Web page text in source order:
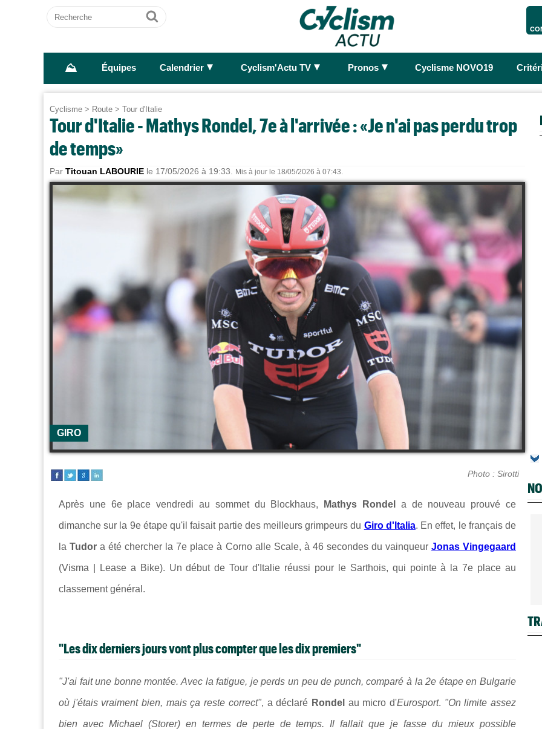
Recherche
Ok
⛰ Équipes Calendrier ► Cyclism'Actu TV ► Pronos ► Cyclisme NOVO19
Cyclisme > Route > Tour d'Italie
Tour d'Italie - Mathys Rondel, 7e à l'arrivée : «Je n'ai pas perdu trop
de temps»
Par Titouan LABOURIE le 17/05/2026 à 19:33. Mis à jour le 18/05/2026 à 07:43.
GIRO
Photo : Sirotti
Après une 6e place vendredi au sommet du Blockhaus, Mathys Rondel a de nouveau prouvé ce
dimanche sur la 9e étape qu'il faisait partie des meilleurs grimpeurs du Giro d'Italia. En effet, le français de
laTudora été chercher la 7e place à Corno alle Scale, à 46 secondes du vainqueur Jonas Vingegaard
(Visma | Lease a Bike). Un début de Tour d'Italie réussi pour le Sarthois, qui pointe à la 7e place au
classement général.
"Les dix derniers jours vont plus compter que les dix premiers"
"J'ai fait une bonne montée. Avec la fatigue, je perds un peu de punch, comparé à la 2e étape en Bulgarie
où j'étais vraiment bien, mais ça reste correct", a déclaré Rondel au micro d'Eurosport. "On limite assez
bien avec Michael (Storer) en termes de perte de temps. Il fallait que je fasse du mieux possible